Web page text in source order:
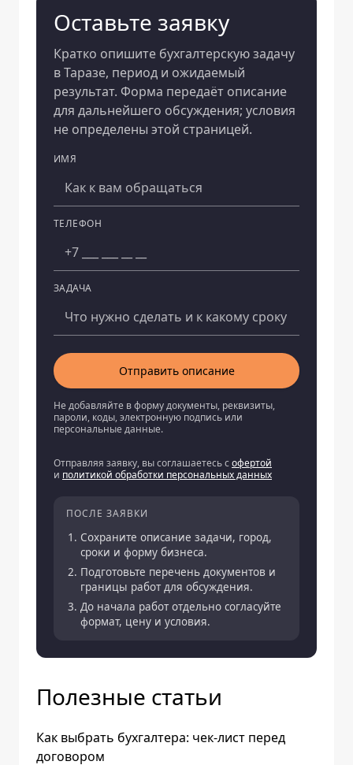
Оставьте заявку
Кратко опишите бухгалтерскую задачу
в Таразе, период и ожидаемый
результат. Форма передаёт описание
для дальнейшего обсуждения; условия
не определены этой страницей.
ИМЯ
ТЕЛЕФОН
ЗАДАЧА
Компания
Отправить описание
Не добавляйте в форму документы, реквизиты,
пароли, коды, электронную подпись или
персональные данные.
Отправляя заявку, вы соглашаетесь софертой
и политикой обработки персональных данных
ПОСЛЕ ЗАЯВКИ
Сохраните описание задачи, город,
сроки и форму бизнеса.
Подготовьте перечень документов и
границы работ для обсуждения.
До начала работ отдельно согласуйте
формат, цену и условия.
Полезные статьи
Как выбрать бухгалтера: чек-лист перед
договором